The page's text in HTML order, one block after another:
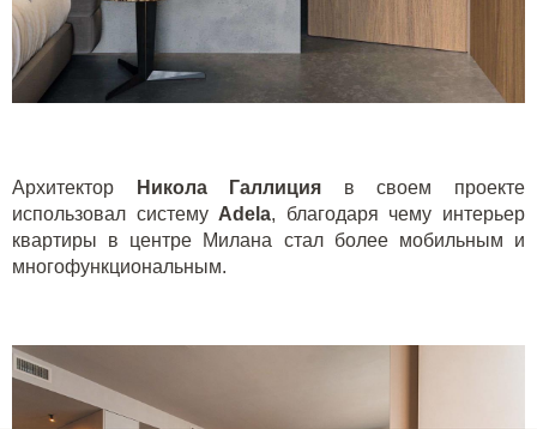
Архитектор Никола Галлиция в своем проекте
использовал систему Adela, благодаря чему интерьер
квартиры в центре Милана стал более мобильным и
многофункциональным.